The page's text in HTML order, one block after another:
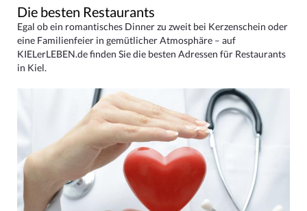
Die besten Restaurants
Egal ob ein romantisches Dinner zu zweit bei Kerzenschein oder
eine Familienfeier in gemütlicher Atmosphäre – auf
KIELerLEBEN.de finden Sie die besten Adressen für Restaurants
in Kiel.